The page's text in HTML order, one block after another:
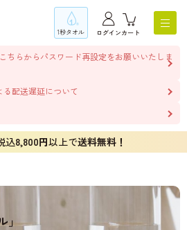
1秒タオル ログインカート
ちらからパスワード再設定をお願いいたしま
る配送遅延について
込8,800円以上で送料無料！
」